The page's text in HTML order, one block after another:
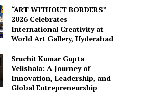
“ART WITHOUT BORDERS”
2026 Celebrates
International Creativity at
World Art Gallery, Hyderabad
Sruchit Kumar Gupta
Velishala: A Journey of
Innovation, Leadership, and
Global Entrepreneurship